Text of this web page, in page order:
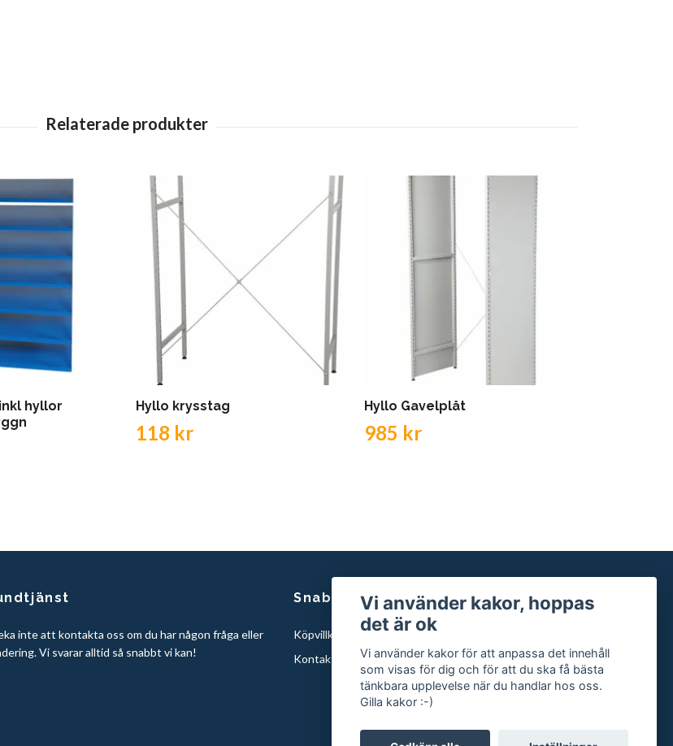
hyllor
Hyllo krysstag
118 kr
Hyllo Gavelplåt
985 kr
inte att kontakta oss om du har någon fråga eller
Vi svarar alltid så snabbt vi kan!
Snabblänkar
Köpvillkor
Kontakta oss
Vi använder kakor, hoppas
det är ok
Vi använder kakor för att anpassa det innehåll
som visas för dig och för att du ska få bästa
tänkbara upplevelse när du handlar hos oss.
Gilla kakor :-)